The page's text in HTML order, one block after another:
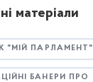
матеріали
"МІЙ ПАРЛАМЕНТ"
БАНЕРИ ПРО